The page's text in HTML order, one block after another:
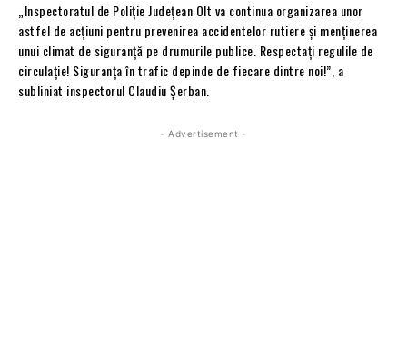
„Inspectoratul de Poliție Județean Olt va continua organizarea unor
astfel de acțiuni pentru prevenirea accidentelor rutiere și menținerea
unui climat de siguranță pe drumurile publice. Respectați regulile de
circulație! Siguranța în trafic depinde de fiecare dintre noi!”, a
subliniat inspectorul Claudiu Șerban.
- Advertisement -